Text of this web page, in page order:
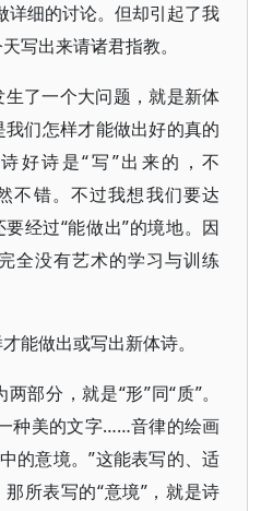
详细的讨论。但却引起了我
写出来请诸君指教。
了一个大问题，就是新体
们怎样才能做出好的真的
好诗是“写”出来的，不
不错。不过我想我们要达
经过“能做出”的境地。因
全没有艺术的学习与训练
能做出或写出新体诗。
部分，就是“形”同“质”。
种美的文字……音律的绘画
的意境。”这能表写的、适
所表写的“意境”，就是诗